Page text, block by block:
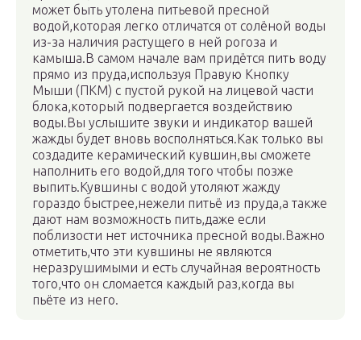
может быть утолена питьевой пресной
водой,которая легко отличатся от солёной воды
из-за наличия растущего в ней рогоза и
камыша.В самом начале вам придётся пить воду
прямо из пруда,используя Правую Кнопку
Мыши (ПКМ) с пустой рукой на лицевой части
блока,который подвергается воздействию
воды.Вы услышите звуки и индикатор вашей
жажды будет вновь восполняться.Как только вы
создадите керамический кувшин,вы сможете
наполнить его водой,для того чтобы позже
выпить.Кувшины с водой утоляют жажду
гораздо быстрее,нежели питьё из пруда,а также
дают нам возможность пить,даже если
поблизости нет источника пресной воды.Важно
отметить,что эти кувшины не являются
неразрушимыми и есть случайная вероятность
того,что он сломается каждый раз,когда вы
пьёте из него.